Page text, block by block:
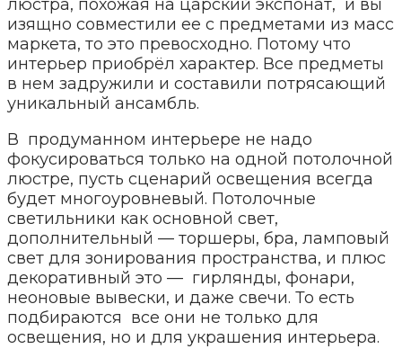
люстра, похожая на царский экспонат, и вы
изящно совместили ее с предметами из масс
маркета, то это превосходно. Потому что
интерьер приобрёл характер. Все предметы
в нем задружили и составили потрясающий
уникальный ансамбль.
В продуманном интерьере не надо
фокусироваться только на одной потолочной
люстре, пусть сценарий освещения всегда
будет многоуровневый. Потолочные
светильники как основной свет,
дополнительный — торшеры, бра, ламповый
свет для зонирования пространства, и плюс
декоративный это — гирлянды, фонари,
неоновые вывески, и даже свечи. То есть
подбираются все они не только для
освещения, но и для украшения интерьера.